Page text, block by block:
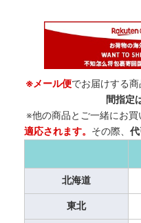
※メール便でお届けする
間指定
※他の商品とご一緒にお買
適応されます。 その際、
北海道
東北